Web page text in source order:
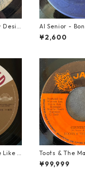
Desir
Al Senior -
at【7-21861】
¥2,600
Like H
Toots & The
try Road【7-
¥99,999